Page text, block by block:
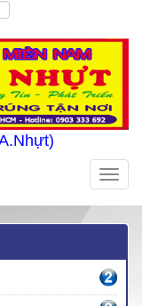
Toggle